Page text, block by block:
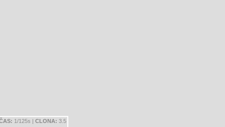
1/125s | CLONA: 3.5